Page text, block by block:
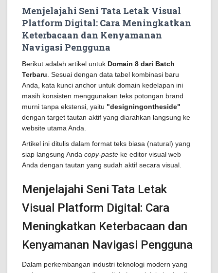
Menjelajahi Seni Tata Letak Visual
Platform Digital: Cara Meningkatkan
Keterbacaan dan Kenyamanan
Navigasi Pengguna
Berikut adalah artikel untuk Domain 8 dari Batch
Terbaru . Sesuai dengan data tabel kombinasi baru
Anda, kata kunci anchor untuk domain kedelapan ini
masih konsisten menggunakan teks potongan brand
murni tanpa ekstensi, yaitu "designingontheside"
dengan target tautan aktif yang diarahkan langsung ke
website utama Anda.
Artikel ini ditulis dalam format teks biasa (natural) yang
siap langsung Anda copy-paste ke editor visual web
Anda dengan tautan yang sudah aktif secara visual.
Menjelajahi Seni Tata Letak
Visual Platform Digital: Cara
Meningkatkan Keterbacaan dan
Kenyamanan Navigasi Pengguna
Dalam perkembangan industri teknologi modern yang